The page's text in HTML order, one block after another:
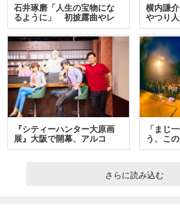
石井琢磨「人生の宝物にな
るように」 初披露曲やレ
ア…
横内謙
やつり
人…
『シティーハンター大原画
展』大阪で開幕、アルコ
＆…
「まじ
う、こ
と…
さらに読み込む